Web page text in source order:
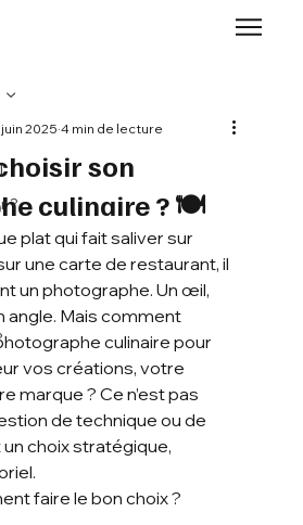
?
son
culinaire ? 🍽️
2025 4 min de lecture
plat qui fait saliver sur
une carte de restaurant, il
un photographe. Un œil,
angle. Mais comment
culinaire pour
vos créations, votre
marque ? Ce n’est pas
de technique ou de
un choix stratégique,
faire le bon choix ?